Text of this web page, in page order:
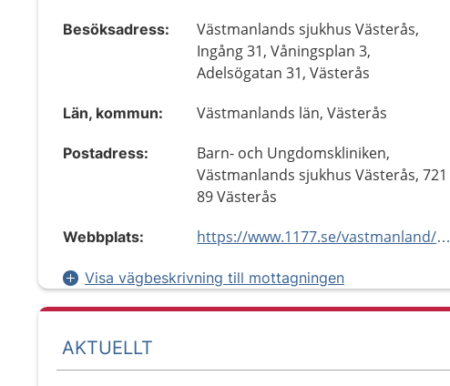
Besöksadress:
Västmanlands sjukhus Västerås,
Ingång 31, Våningsplan 3,
Adelsögatan 31, Västerås
Län, kommun: Västmanlands län, Västerås
Postadress:
Barn- och Ungdomskliniken,
Västmanlands sjukhus Västerås, 721
89 Västerås
Webbplats: https://www.1177.se/vastmanland/barn-dagsjukvard-vasteras
Visa vägbeskrivning till mottagningen
AKTUELLT